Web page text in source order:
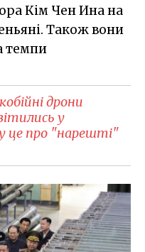
Кім Чен Ина на
Також вони
темпи
дрони
у
це про "нарешті"